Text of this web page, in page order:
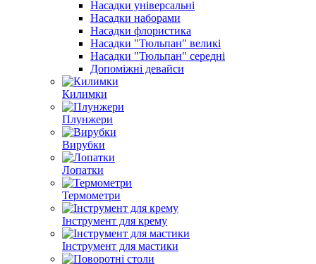
Насадки універсальні
Насадки наборами
Насадки флористика
Насадки "Тюльпан" великі
Насадки "Тюльпан" середні
Допоміжні девайси
Килимки
Плунжери
Вирубки
Лопатки
Термометри
Інструмент для крему
Інструмент для мастики